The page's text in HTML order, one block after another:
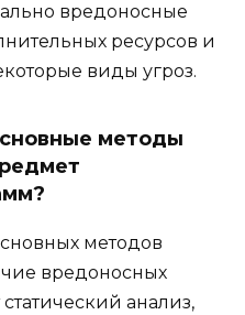
вредоносные
ресурсов и
виды угроз.
методы
методов
вредоносных
анализ,